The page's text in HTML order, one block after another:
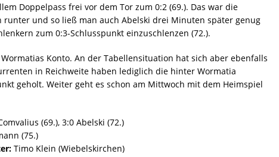
Doppelpass frei vor dem Tor zum 0:2 (69.). Das war die
runter und so ließ man auch Abelski drei Minuten später genug
zum 0:3-Schlusspunkt einzuschlenzen (72.).
Konto. An der Tabellensituation hat sich aber ebenfalls
in Reichweite haben lediglich die hinter Wormatia
geholt. Weiter geht es schon am Mittwoch mit dem Heimspiel
(69.), 3:0 Abelski (72.)
(75.)
Timo Klein (Wiebelskirchen)